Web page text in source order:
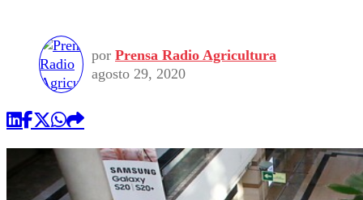
Seleccion Chilena
Torneo Internacional
Economía
Internacional
Publicaciones en medios
Opinión
Programas
por Prensa Radio Agricultura
agosto 29, 2020